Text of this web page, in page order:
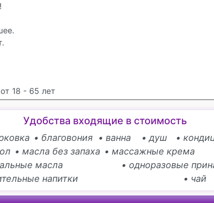
18 - 65 лет
Удобства входящие в стоимость
• благовония • ванна • душ •
• масла без запаха • массажные крема
масла
• одноразовые
напитки
• чай